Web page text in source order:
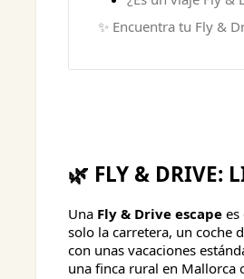
✨ Encuentra tu Fly &
🌿 FLY & DRIVE:
Una Fly & Drive escapees
solo la carretera, un coche
con unas vacaciones
una finca rural en Mallorca